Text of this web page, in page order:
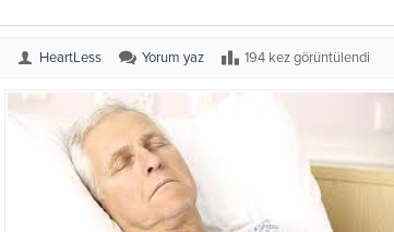
HeartLess Yorum yaz 194 kez görüntülendi